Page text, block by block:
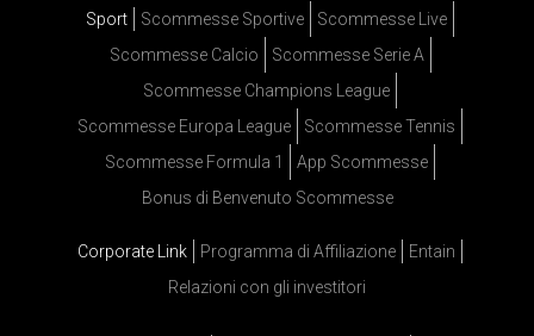
Sport Scommesse Sportive
Scommesse Live
Scommesse Calcio
Scommesse Serie A
Scommesse Champions League
Scommesse Europa League
Scommesse Tennis
Scommesse Formula 1
App Scommesse
Bonus di Benvenuto Scommesse
Corporate Link Programma di Affiliazione
Entain
Relazioni con gli investitori